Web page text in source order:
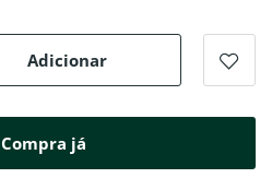
Adicionar
Compra já